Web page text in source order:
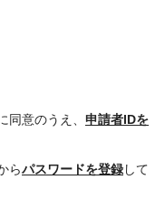
同意のうえ、 申請者IDを
らパスワードを登録して